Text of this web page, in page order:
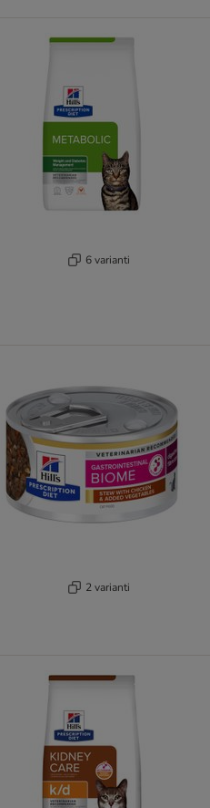
6 varianti
2 varianti